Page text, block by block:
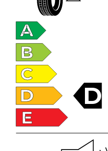
A
B
C
D
E
D